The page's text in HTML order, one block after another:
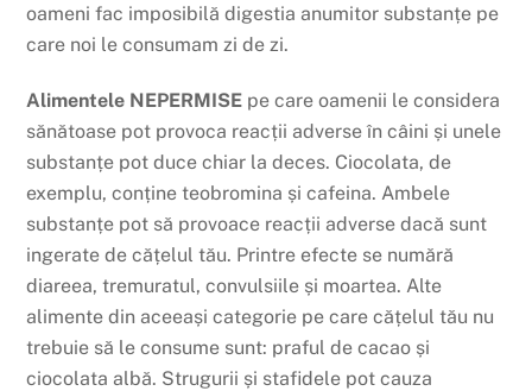
oameni fac imposibilă digestia anumitor substanțe pe
care noi leconsumam zi de zi.
Alimentele NEPERMISE pe care oamenii leconsidera
sănătoase pot provoca reacții adverseîn câini și unele
substanțe pot duce chiar la deces. Ciocolata, de
exemplu,conține teobromina și cafeina. Ambele
substanțe pot să provoace reacții adversedacă sunt
ingerate decățelul tău. Printre efecte se numără
diareea, tremuratul, convulsiile și moartea. Alte
alimente din aceeași categorie pe carecățelul tău nu
trebuie să le consume sunt: praful de cacao și
ciocolata albă. Strugurii și stafidele potcauza